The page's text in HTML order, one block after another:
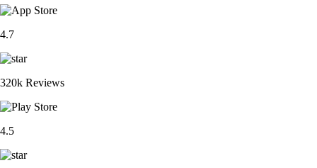
4.7
320k Reviews
4.5